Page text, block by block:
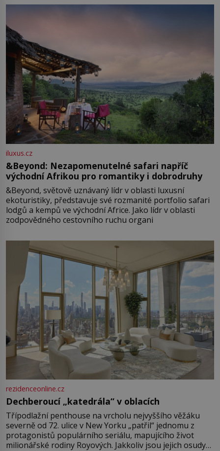
iluxus.cz
&Beyond: Nezapomenutelné safari napříč
východní Afrikou pro romantiky i dobrodruhy
&Beyond, světově uznávaný lídr v oblasti luxusní
ekoturistiky, představuje své rozmanité portfolio safari
lodgů a kempů ve východní Africe. Jako lídr v oblasti
zodpovědného cestovního ruchu organi
rezidenceonline.cz
Dechberoucí „katedrála“ v oblacích
Třípodlažní penthouse na vrcholu nejvyššího věžáku
severně od 72. ulice v New Yorku „patřil“ jednomu z
protagonistů populárního seriálu, mapujícího život
milionářské rodiny Royových. Jakkoliv jsou jejich osudy